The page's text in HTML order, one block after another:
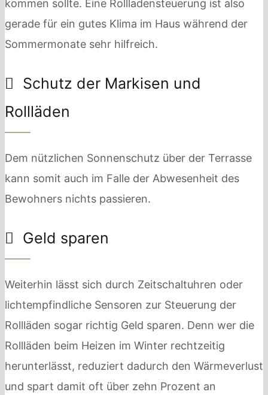
kommen sollte. Eine Rollladensteuerung ist also
gerade für ein gutes Klima im Haus während der
Sommermonate sehr hilfreich.
Schutz der Markisen und
Rollläden
Dem nützlichen Sonnenschutz über der Terrasse
kann somit auch im Falle der Abwesenheit des
Bewohners nichts passieren.
Geld sparen
Weiterhin lässt sich durch Zeitschaltuhren oder
lichtempfindliche Sensoren zur Steuerung der
Rollläden sogar richtig Geld sparen. Denn wer die
Rollläden beim Heizen im Winter rechtzeitig
herunterlässt, reduziert dadurch den Wärmeverlust
und spart damit oft über zehn Prozent an